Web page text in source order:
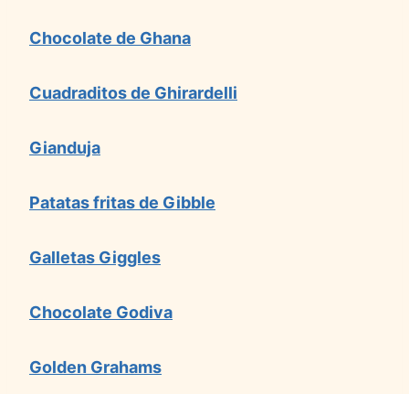
Chocolate de Ghana
Cuadraditos de Ghirardelli
Gianduja
Patatas fritas de Gibble
Galletas Giggles
Chocolate Godiva
Golden Grahams